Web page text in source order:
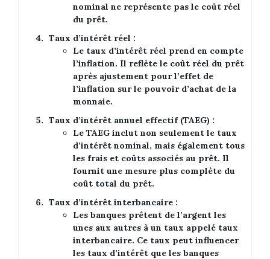
nominal ne représente pas le coût réel
du prêt.
Taux d’intérêt réel :
Le taux d’intérêt réel prend en compte
l’inflation. Il reflète le coût réel du prêt
après ajustement pour l’effet de
l’inflation sur le pouvoir d’achat de la
monnaie.
Taux d’intérêt annuel effectif (TAEG) :
Le TAEG inclut non seulement le taux
d’intérêt nominal, mais également tous
les frais et coûts associés au prêt. Il
fournit une mesure plus complète du
coût total du prêt.
Taux d’intérêt interbancaire :
Les banques prêtent de l’argent les
unes aux autres à un taux appelé taux
interbancaire. Ce taux peut influencer
les taux d’intérêt que les banques